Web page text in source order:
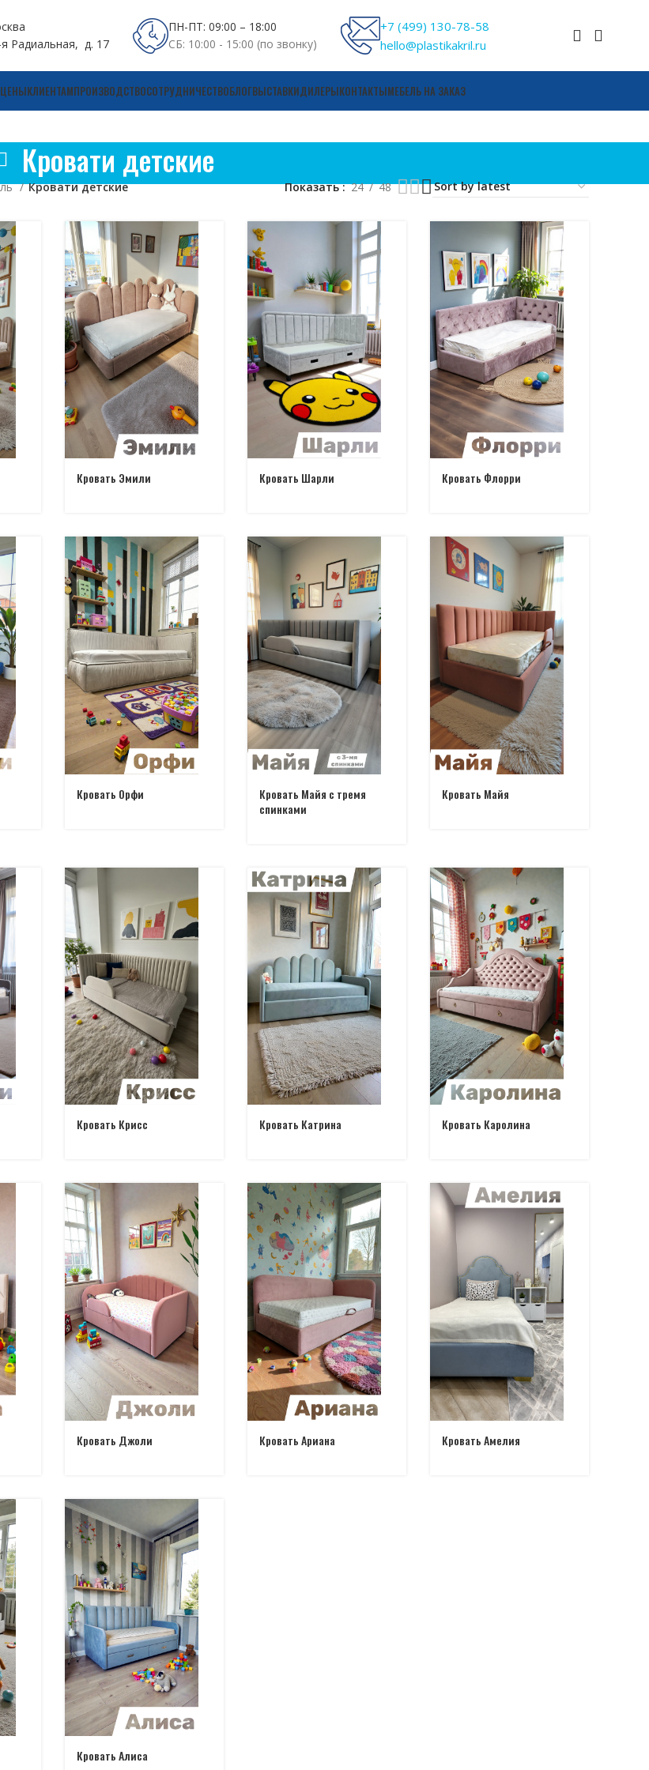
я Радиальная, д. 17
ПН-ПТ: 09:00 – 18:00
СБ: 10:00 - 15:00 (по звонку)
+7 (499) 130-78-58
hello@plastikakril.ru
КЛИЕНТАМПРОИЗВОДСТВОСОТРУДНИЧЕСТВОБЛОГВЫСТАВКИДИЛЕРЫКОНТАКТЫМЕБЕЛЬ НА ЗАКАЗ
Кровати детские
Кровати детские Показать 24 48
Кровать Эмили Кровать Шарли Кровать Флорри
Кровать Орфи
Кровать Майя с тремя
спинками
Кровать Майя
Кровать Крисс Кровать Катрина Кровать Каролина
Кровать Джоли Кровать Ариана Кровать Амелия
Кровать Алиса